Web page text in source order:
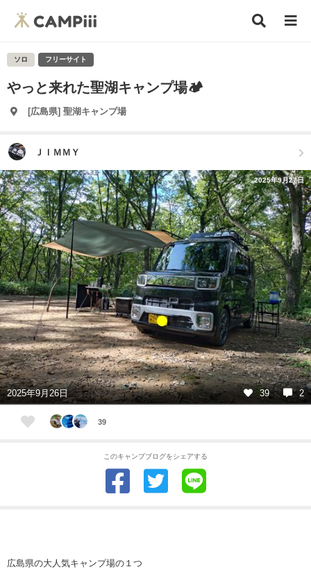
ソロ フリーサイト
やっと来れた聖湖キャンプ場🏕️
[広島県] 聖湖キャンプ場
ＪＩＭＭＹ
2025年9月27日
2025年9月26日 39 2
39
このキャンプブログをシェアする
広島県の大人気キャンプ場の１つ